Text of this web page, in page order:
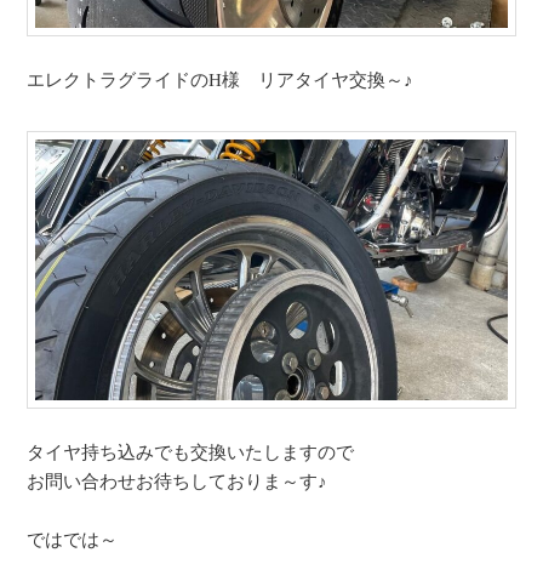
エレクトラグライドのH様 リアタイヤ交換～♪
タイヤ持ち込みでも交換いたしますので
お問い合わせお待ちしておりま～す♪
ではでは～